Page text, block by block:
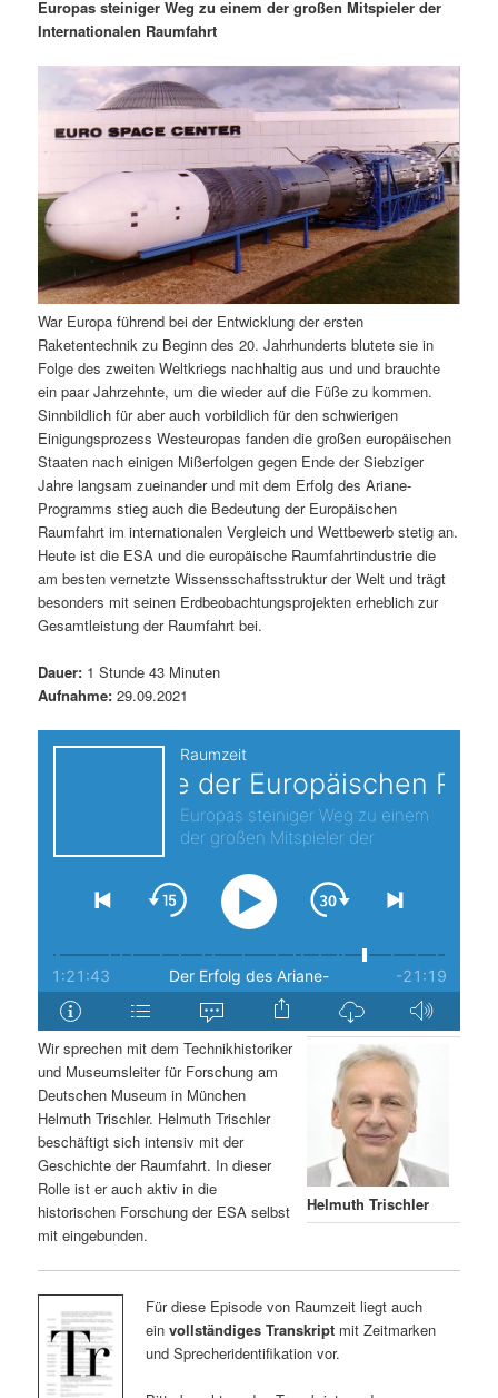
e
n
I
n
h
a
l
t
s
p
r
i
n
ä
r
e
n
I
n
h
a
l
t
s
p
g
n
n
a
o
n
Europas steiniger Weg zu einem der großen Mitspieler der
Internationalen Raumfahrt
War Europa führend bei der Entwicklung der ersten
Raketentechnik zu Beginn des 20. Jahrhunderts blutete sie in
Folge des zweiten Weltkriegs nachhaltig aus und und brauchte
ein paar Jahrzehnte, um die wieder auf die Füße zu kommen.
Sinnbildlich für aber auch vorbildlich für den schwierigen
Einigungsprozess Westeuropas fanden die großen europäischen
Staaten nach einigen Mißerfolgen gegen Ende der Siebziger
Jahre langsam zueinander und mit dem Erfolg des Ariane-
Programms stieg auch die Bedeutung der Europäischen
Raumfahrt im internationalen Vergleich und Wettbewerb stetig an.
Heute ist die ESA und die europäische Raumfahrtindustrie die
am besten vernetzte Wissensschaftsstruktur der Welt und trägt
besonders mit seinen Erdbeobachtungsprojekten erheblich zur
Gesamtleistung der Raumfahrt bei.
Dauer: 1 Stunde 43 Minuten
Aufnahme: 29.09.2021
Helmuth Trischler
Wir sprechen mit dem Technikhistoriker
und Museumsleiter für Forschung am
Deutschen Museum in München
Helmuth Trischler. Helmuth Trischler
beschäftigt sich intensiv mit der
Geschichte der Raumfahrt. In dieser
Rolle ist er auch aktiv in die
historischen Forschung der ESA selbst
mit eingebunden.
Für diese Episode von Raumzeit liegt auch
ein vollständiges Transkriptmit Zeitmarken
und Sprecheridentifikation vor.